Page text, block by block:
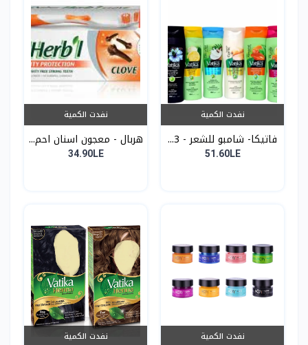
نفدت الكمية
فاتيكا- شامبو للشعر - 3...
51.60LE
نفدت الكمية
هربال - معجون اسنان احم...
34.90LE
نفدت الكمية نفدت الكمية